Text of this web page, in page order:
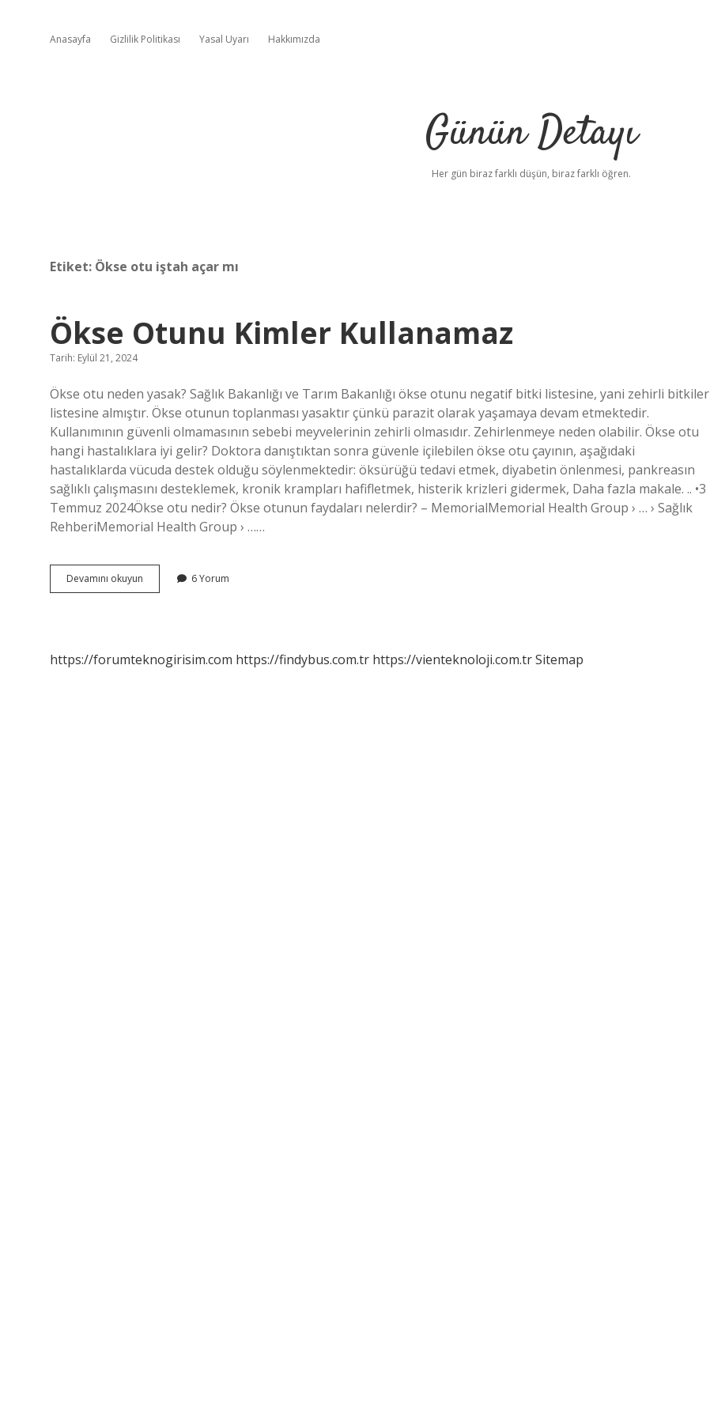
Anasayfa Gizlilik Politikası Yasal Uyarı Hakkımızda
Günün Detayı
Her gün biraz farklı düşün, biraz farklı öğren.
Etiket: Ökse otu iştah açar mı
Ökse Otunu Kimler Kullanamaz
Tarih: Eylül 21, 2024
Ökse otu neden yasak? Sağlık Bakanlığı ve Tarım Bakanlığı ökse otunu negatif bitki listesine, yani zehirli bitkiler
listesine almıştır. Ökse otunun toplanması yasaktır çünkü parazit olarak yaşamaya devam etmektedir.
Kullanımının güvenli olmamasının sebebi meyvelerinin zehirli olmasıdır. Zehirlenmeye neden olabilir. Ökse otu
hangi hastalıklara iyi gelir? Doktora danıştıktan sonra güvenle içilebilen ökse otu çayının, aşağıdaki
hastalıklarda vücuda destek olduğu söylenmektedir: öksürüğü tedavi etmek, diyabetin önlenmesi, pankreasın
sağlıklı çalışmasını desteklemek, kronik krampları hafifletmek, histerik krizleri gidermek, Daha fazla makale. .. •3
Temmuz 2024Ökse otu nedir? Ökse otunun faydaları nelerdir? – MemorialMemorial Health Group › … › Sağlık
RehberiMemorial Health Group › ……
Devamını okuyun
Otunu
6 Yorum
https://forumteknogirisim.com https://findybus.com.tr https://vienteknoloji.com.trSitemap